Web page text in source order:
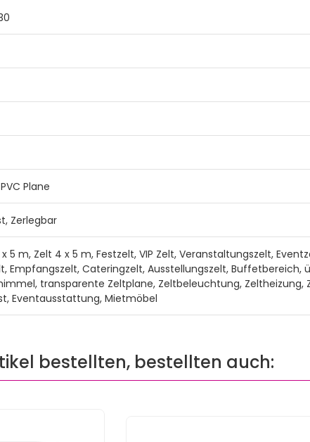
Plane
Zerlegbar
5 m, Zelt 4 x 5 m, Festzelt, VIP Zelt, Veranstaltungszelt,
Empfangszelt, Cateringzelt, Ausstellungszelt,
transparente Zeltplane, Zeltbeleuchtung,
Eventausstattung, Mietmöbel
bestellten, bestellten auch: